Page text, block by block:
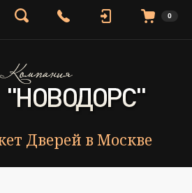
0
Дверей в Москве